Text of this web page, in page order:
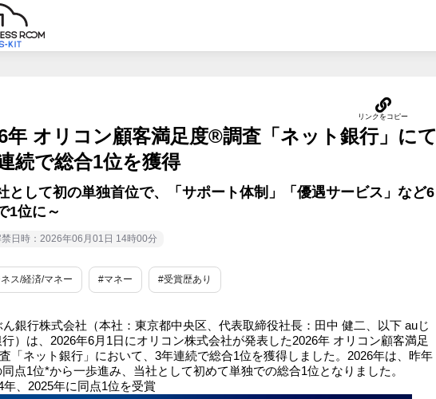
年 オリコン顧客満足度®調査「ネット銀行」にて
続で総合1位を獲得
として初の単独首位で、「サポート体制」「優遇サービス」など6
1位に～
日時：2026年06月01日 14時00分
ス/経済/マネー #マネー #受賞歴あり
ん銀行株式会社（本社：東京都中央区、代表取締役社長：田中 健二、以下 auじ
）は、2026年6月1日にオリコン株式会社が発表した2026年 オリコン顧客満足
「ネット銀行」において、3年連続で総合1位を獲得しました。2026年は、昨年
同点1位*から一歩進み、当社として初めて単独での総合1位となりました。
年、2025年に同点1位を受賞